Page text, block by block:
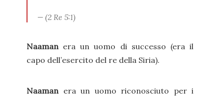
(2 Re 5:1)
Naaman era un uomo di successo (era il
capo dell’esercito del re della Siria).
Naaman era un uomo riconosciuto per i